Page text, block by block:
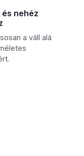
nehéz
a váll alá